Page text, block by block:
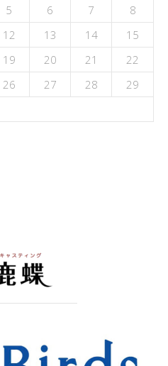
5 6 7
8
12 13 14
15
19 20 21
22
26 27 28
29